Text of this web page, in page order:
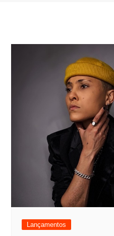
Lançamentos